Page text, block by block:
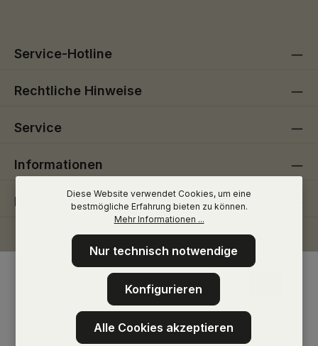
Service-Hotline
Rechtliche Hinweise
Service
Informationen
Folge uns
Diese Website verwendet Cookies, um eine
bestmögliche Erfahrung bieten zu können.
Mehr Informationen ...
Nur technisch notwendige
Konfigurieren
Alle Cookies akzeptieren